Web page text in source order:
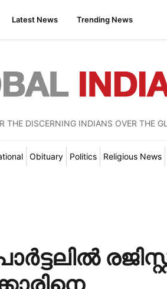
Latest News Trending News
THE DISCERNING INDIANS OVER THE
Obituary Politics Religious News